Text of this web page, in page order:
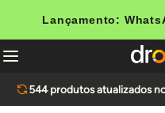
Lançamento:
544produtos atualizados